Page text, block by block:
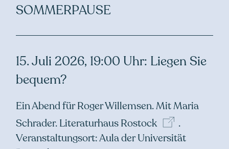
SOMMERPAUSE
15. Juli 2026, 19:00 Uhr: Liegen Sie
bequem?
Ein Abend für Roger Willemsen. Mit Maria
Schrader. Literaturhaus Rostock
.
Veranstaltungsort: Aula der Universität